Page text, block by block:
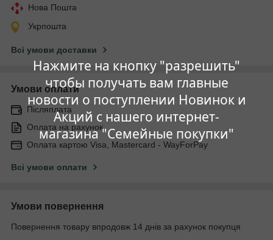
Нажмите на кнопку "разрешить"
чтобы получать вам главные
новости о поступлении Новинок и
Акций с нашего интернет-
магазина "Семейные покупки"
Нова Пошта
Укрпошта
Всі умови доставки
Умови оплати
Післяплата
Оплата на рахунок
Оплата картою Visa, Mastercard - WayForPay
Всі умови оплати
Умови повернення
Повернення товару впродовж 14 днів за рахунок покупця